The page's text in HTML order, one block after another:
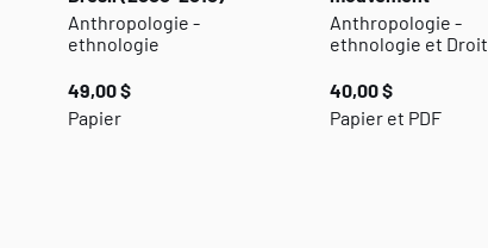
Anthropologie -
ethnologie
49,00 $
Papier
Anthropologie -
ethnologie et Droit
40,00 $
Papier et PDF